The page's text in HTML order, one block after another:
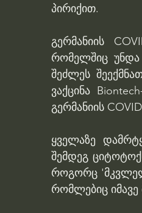
პირიქით.
გერმანიის
რომელშიც
შეძლეს
ვაქცინა
გერმანიის
ყველაზე
შემდეგ
როგორც
რომლებიც იმავე